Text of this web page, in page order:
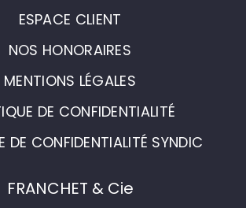
ESPACE CLIENT
NOS HONORAIRES
MENTIONS LÉGALES
DE CONFIDENTIALITÉ
DE CONFIDENTIALITÉ SYNDIC
FRANCHET & Cie